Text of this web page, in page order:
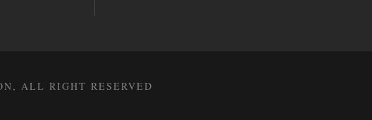
ALL RIGHT RESERVED